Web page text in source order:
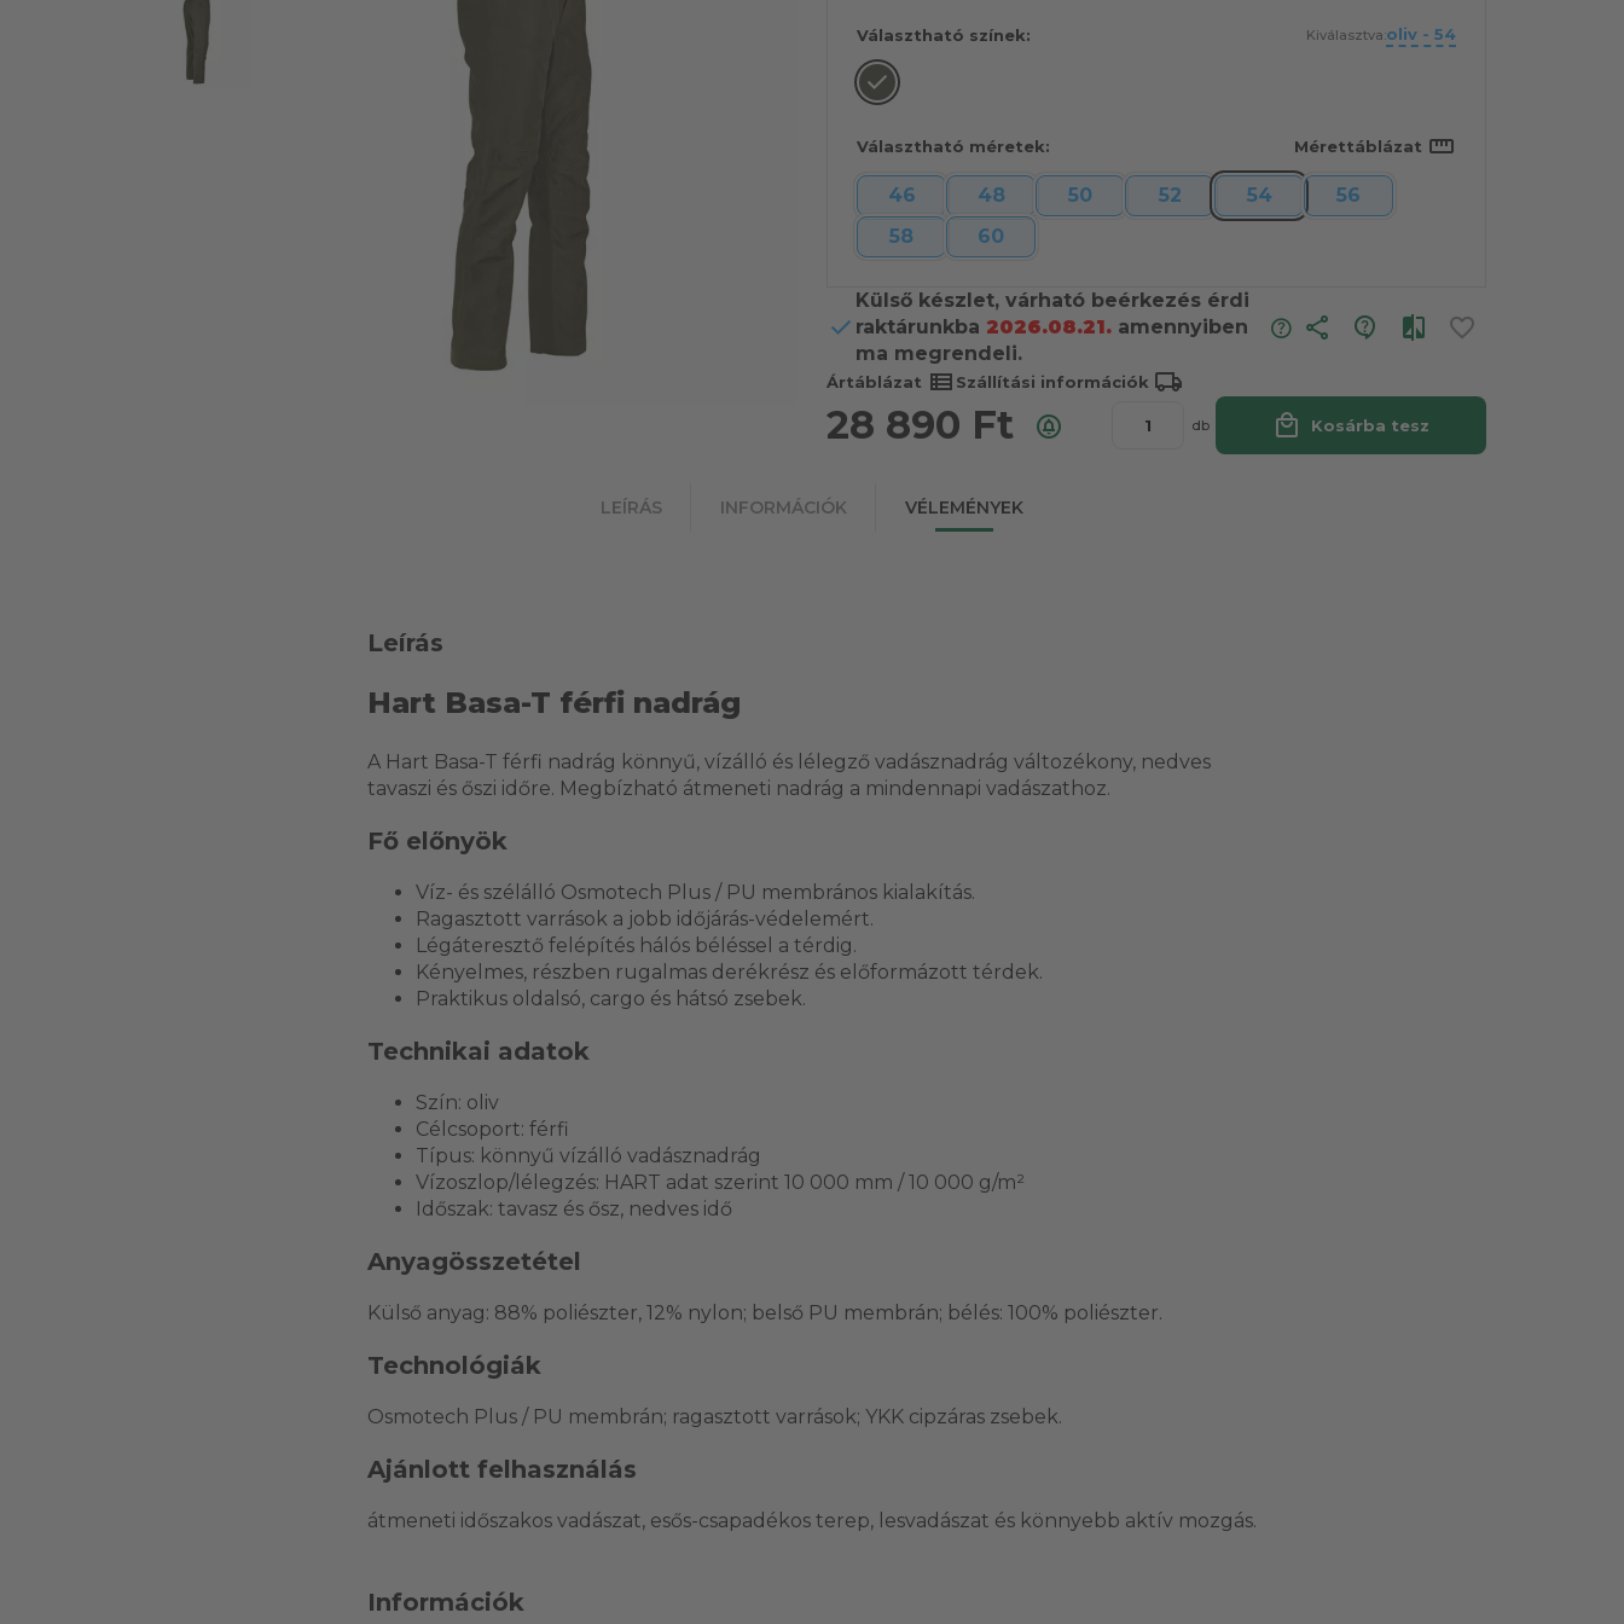
Választható színek: Kiválasztva:oliv - 54
Választható méretek: Mérettáblázat straighten
46 48 50 52 54
56
58
60
Külső készlet, várható beérkezés érdi
raktárunkba 2026.08.21. amennyiben
ma megrendeli.
share
Ártáblázat view_list Szállítási információk local_shipping
28 890 Ft db local_mall Kosárba tesz
LEÍRÁS INFORMÁCIÓK VÉLEMÉNYEK
Leírás
Hart Basa-T férfi nadrág
A Hart Basa-T férfi nadrág könnyű, vízálló és lélegző vadásznadrág változékony, nedves
tavaszi és őszi időre. Megbízható átmeneti nadrág a mindennapi vadászathoz.
Fő előnyök
Víz- és szélálló Osmotech Plus / PU membrános kialakítás.
Ragasztott varrások a jobb időjárás-védelemért.
Légáteresztő felépítés hálós béléssel a térdig.
Kényelmes, részben rugalmas derékrész és előformázott térdek.
Praktikus oldalsó, cargo és hátsó zsebek.
Technikai adatok
Szín: oliv
Célcsoport: férfi
Típus: könnyű vízálló vadásznadrág
Vízoszlop/lélegzés: HART adat szerint 10 000 mm / 10 000 g/m²
Időszak: tavasz és ősz, nedves idő
Anyagösszetétel
Külső anyag: 88% poliészter, 12% nylon; belső PU membrán; bélés: 100% poliészter.
Technológiák
Osmotech Plus / PU membrán; ragasztott varrások; YKK cipzáras zsebek.
Ajánlott felhasználás
átmeneti időszakos vadászat, esős-csapadékos terep, lesvadászat és könnyebb aktív mozgás.
Információk